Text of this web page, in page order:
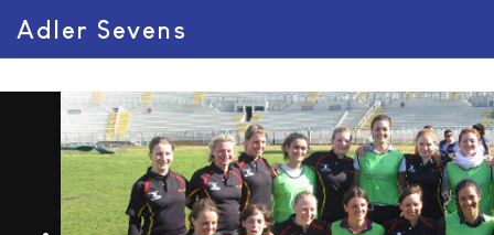
Adler Sevens